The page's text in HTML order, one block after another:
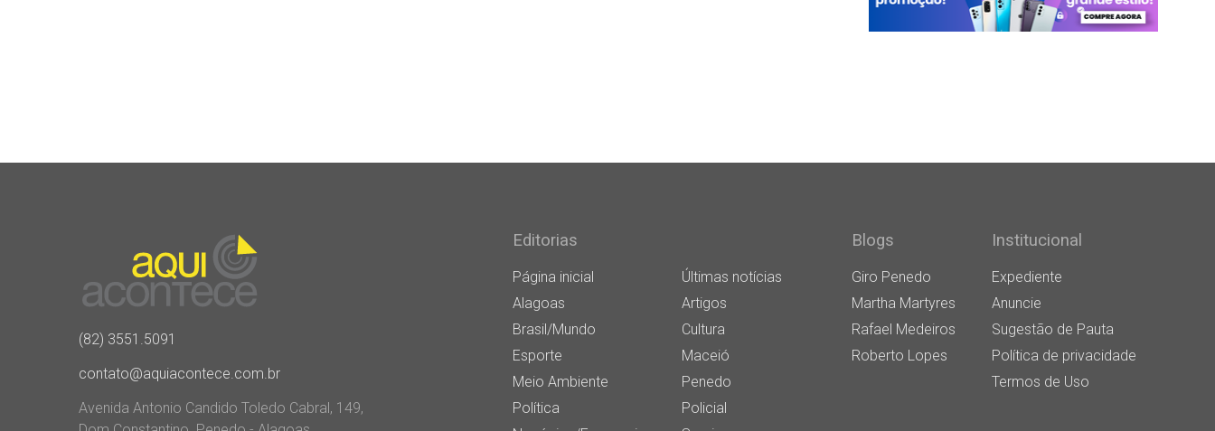
(82) 3551.5091
contato@aquiacontece.com.br
Avenida Antonio Candido Toledo Cabral, 149,
Editorias
Página inicial
Últimas notícias
Alagoas
Artigos
Brasil/Mundo
Cultura
Esporte
Maceió
Meio Ambiente
Penedo
Política
Policial
Blogs
Giro Penedo
Martha Martyres
Rafael Medeiros
Roberto Lopes
Institucional
Expediente
Anuncie
Sugestão de Pauta
Política de privacidade
Termos de Uso